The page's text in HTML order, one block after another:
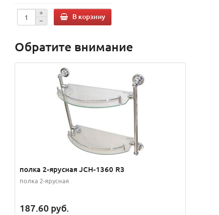
В корзину
Обратите внимание
полка 2-ярусная JCH-1360 R3
полка 2-ярусная
187.60 руб.